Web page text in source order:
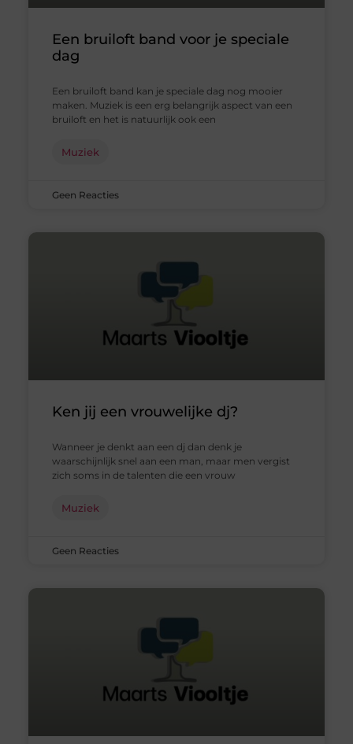
Een bruiloft band voor je speciale
dag
Een bruiloft band kan je speciale dag nog mooier
maken. Muziek is een erg belangrijk aspect van een
bruiloft en het is natuurlijk ook een
Muziek
Geen Reacties
Ken jij een vrouwelijke dj?
Wanneer je denkt aan een dj dan denk je
waarschijnlijk snel aan een man, maar men vergist
zich soms in de talenten die een vrouw
Muziek
Geen Reacties